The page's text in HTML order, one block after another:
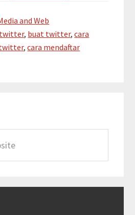
dan
membuat
and Web
, buat twitter,cara
,cara mendaftar